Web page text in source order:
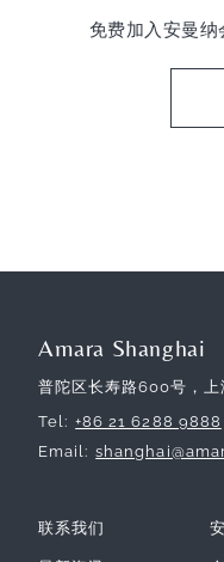
免费加入安曼
Amara Shanghai
普陀区长寿路600号，
Tel
+86 21 6288 9888
Email
联系我们